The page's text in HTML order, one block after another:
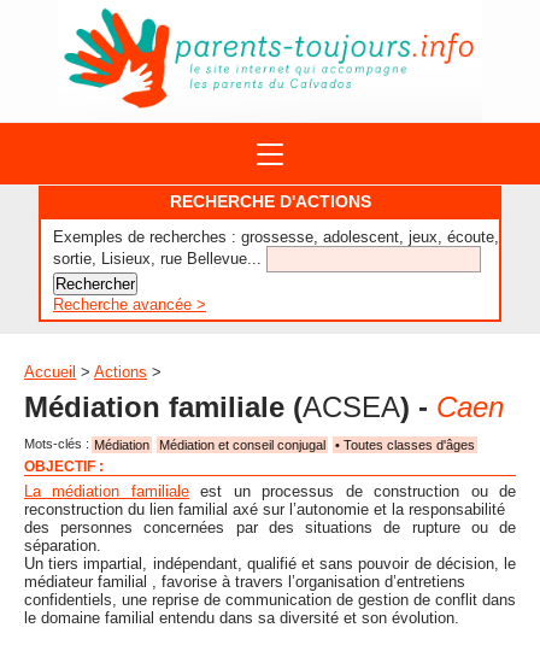
1ÈRE VISITE
AGENDA
APPELS A PROJET
DISPOSITIFS PARENTALITÉ
SITES INTERNET
LETTRES D’INFO
MENTIONS LÉGALES
CONTACT
ACTIONS
STRUCTURES
DOCUMENTS
FORMATIONS
RECHERCHE D'ACTIONS
Exemples de recherches : grossesse, adolescent, jeux, écoute,
sortie, Lisieux, rue Bellevue...
Recherche avancée >
Accueil > Actions >
Médiation familiale (ACSEA) - Caen
Mots-clés : Médiation Médiation et conseil conjugal • Toutes classes d'âges
OBJECTIF :
La médiation familialeest un processus de construction ou de
reconstruction du lien familial axé sur l’autonomie et la responsabilité
des personnes concernées par des situations de rupture ou de
séparation.
Un tiers impartial, indépendant, qualifié et sans pouvoir de décision, le
médiateur familial , favorise à travers l’organisation d’entretiens
confidentiels, une reprise de communication de gestion de conflit dans
le domaine familial entendu dans sa diversité et son évolution.